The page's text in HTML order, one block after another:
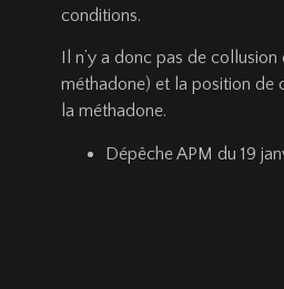
conditions.
Il n’y a donc pas de
méthadone) et la position de
la méthadone.
Dépêche APM du 19